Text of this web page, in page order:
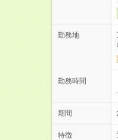
勤務地
勤務時間
期間
特徴